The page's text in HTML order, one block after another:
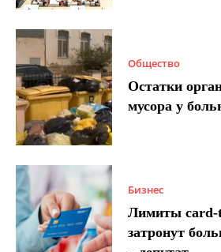
Общество
Остатки
мусора у
Бизнес
Лимиты card-
затронут